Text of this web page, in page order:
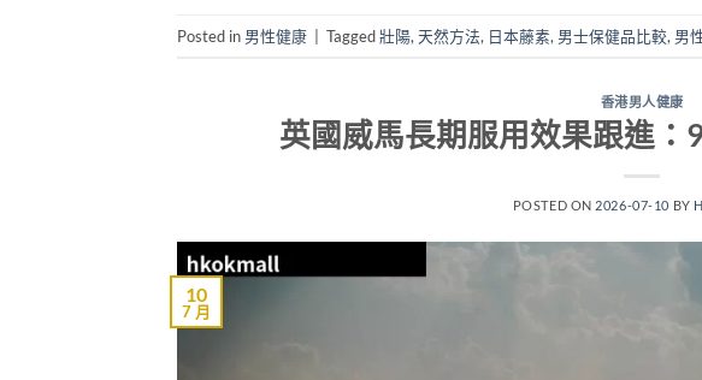
Posted in 男性健康 | Tagged壯陽, 天然方法, 日本藤素, 男士保健品比較, 男
香港男人健康
英國威馬長期服用效果跟進：
POSTED ON 2026-07-10 BY
10
7 月